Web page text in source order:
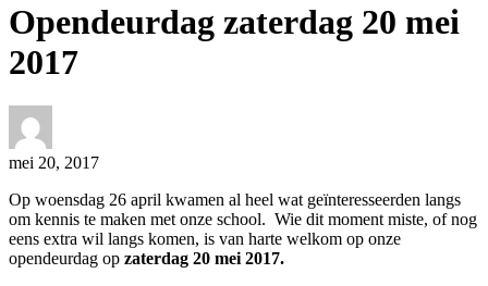
Opendeurdag zaterdag 20 mei
2017
mei 20, 2017
Op woensdag 26 april kwamen al heel wat geïnteresseerden langs
om kennis te maken met onze school. Wie dit moment miste, of nog
eens extra wil langs komen, is van harte welkom op onze
opendeurdag op zaterdag 20 mei 2017.